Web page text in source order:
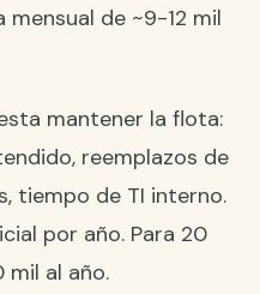
de ~9-12 mil
mantener la flota:
reemplazos de
tiempo de TI interno.
por año. Para 20
al año.